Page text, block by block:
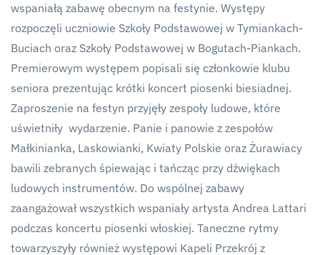
wspaniałą zabawę obecnym na festynie. Występy
rozpoczęli uczniowie Szkoły Podstawowej w Tymiankach-
Buciach oraz Szkoły Podstawowej w Bogutach-Piankach.
Premierowym występem popisali się członkowie klubu
seniora prezentując krótki koncert piosenki biesiadnej.
Zaproszenie na festyn przyjęły zespoły ludowe, które
uświetniły wydarzenie. Panie i panowie z zespołów
Małkinianka, Laskowianki, Kwiaty Polskie oraz Żurawiacy
bawili zebranych śpiewając i tańcząc przy dźwiękach
ludowych instrumentów. Do wspólnej zabawy
zaangażował wszystkich wspaniały artysta Andrea Lattari
podczas koncertu piosenki włoskiej. Taneczne rytmy
towarzyszyły również występowi Kapeli Przekrój z